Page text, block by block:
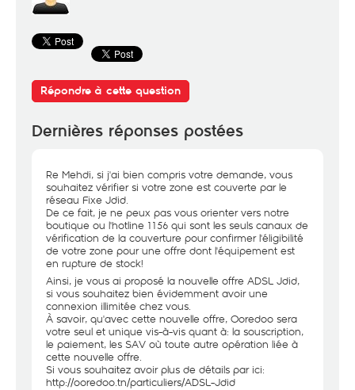
Répondre à cette question
Dernières réponses postées
Re Mehdi, si j'ai bien compris votre demande, vous
souhaitez vérifier si votre zone est couverte par le
réseau Fixe Jdid.
De ce fait, je ne peux pas vous orienter vers notre
boutique ou l'hotline 1156 qui sont les seuls canaux de
vérification de la couverture pour confirmer l'éligibilité
de votre zone pour une offre dont l'équipement est
en rupture de stock!
Ainsi, je vous ai proposé la nouvelle offre ADSL Jdid,
si vous souhaitez bien évidemment avoir une
connexion illimitée chez vous.
À savoir, qu'avec cette nouvelle offre, Ooredoo sera
votre seul et unique vis-à-vis quant à: la souscription,
le paiement, les SAV où toute autre opération liée à
cette nouvelle offre.
Si vous souhaitez avoir plus de détails par ici:
http://ooredoo.tn/particuliers/ADSL-Jdid